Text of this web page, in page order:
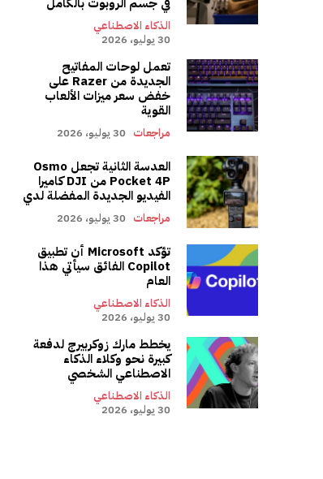
في جسم الروبوت بالكامل
الذكاء الاصطناعي
30 يوليو، 2026
تعمل لوحات المفاتيح
الجديدة من Razer على
خفض سعر ميزات الألعاب
القوية
مراجعات 30 يوليو، 2026
العدسة الثانية تجعل Osmo
Pocket 4P من DJI كاميرا
الفيديو الجديدة المفضلة لدي
مراجعات 30 يوليو، 2026
تؤكد Microsoft أن تطبيق
Copilot الفائق سيأتي هذا
العام
الذكاء الاصطناعي
30 يوليو، 2026
يخطط مارك زوكربيرج لدفعة
كبيرة نحو وكلاء الذكاء
الاصطناعي الشخصي
الذكاء الاصطناعي
30 يوليو، 2026